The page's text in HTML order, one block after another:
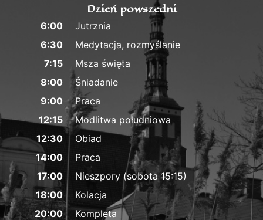
Dzień powszedni
6:00
Jutrznia
6:30
Medytacja, rozmyślanie
7:15
Msza święta
8:00
Śniadanie
9:00
Praca
12:15
Modlitwa południowa
12:30
Obiad
14:00
Praca
17:00
Nieszpory (sobota 15:15)
18:00
Kolacja
20:00
Kompleta